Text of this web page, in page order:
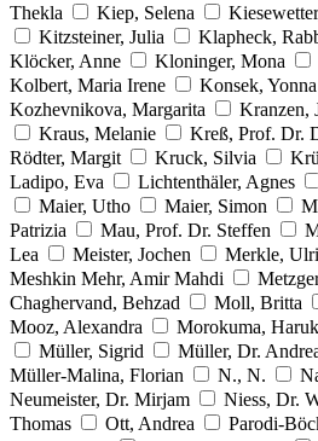
Thekla
Kiep, Selena
Kitzsteiner, Julia
Klapheck,
Klöcker, Anne
Kloninger, Mona
Kolbert, Maria Irene
Konsek, Yonna
Kozhevnikova, Margarita
Kranzen,
Kraus, Melanie
Kreß, Prof. Dr.
Rödter, Margit
Kruck, Silvia
Ladipo, Eva
Lichtenthäler, Agnes
Maier, Utho
Maier, Simon
Patrizia
Mau, Prof. Dr. Steffen
Lea
Meister, Jochen Merkle,
Meshkin Mehr, Amir Mahdi
Chaghervand, Behzad
Moll, Britta
Mooz, Alexandra
Morokuma,
Müller, Sigrid
Müller, Dr.
Müller-Malina, Florian
N., N.
Neumeister, Dr. Mirjam
Niess, Dr.
Thomas
Ott, Andrea
Parodi-